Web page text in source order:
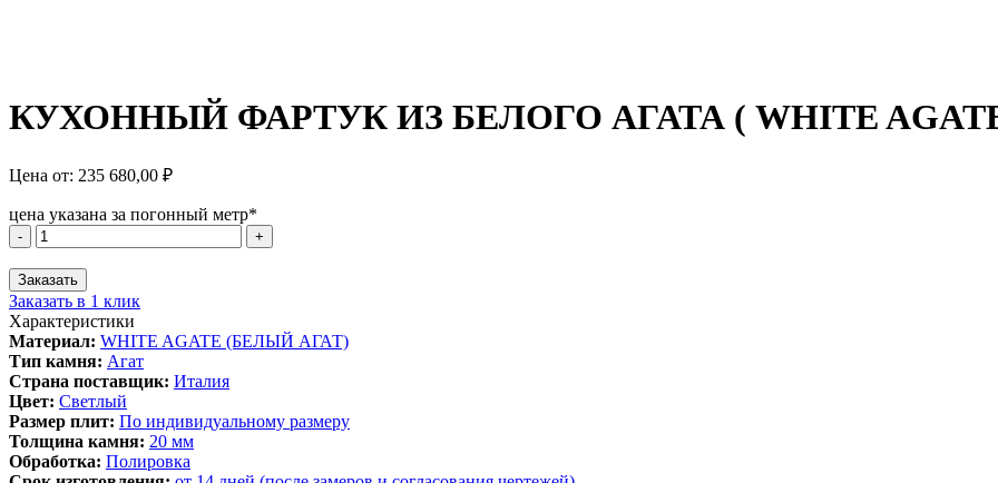
КУХОННЫЙ ФАРТУК ИЗ БЕЛОГО АГАТА ( WHITE
Цена от: 235 680,00 ₽
цена указана за погонный метр*
-
Количество
товара
КУХОННЫЙ
ФАРТУК
ИЗ
БЕЛОГО
АГАТА
(
WHITE
AGATE)
+
Заказать
Заказать в 1 клик
Характеристики
Материал: WHITE AGATE (БЕЛЫЙ АГАТ)
Тип камня: Агат
Страна поставщик: Италия
Цвет: Светлый
Размер плит: По индивидуальному размеру
Толщина камня: 20 мм
Обработка: Полировка